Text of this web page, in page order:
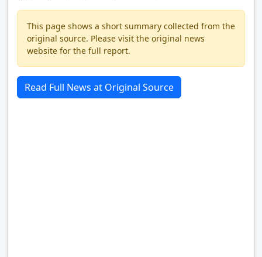
This page shows a short summary collected from the
original source. Please visit the original news
website for the full report.
Read Full News at Original Source